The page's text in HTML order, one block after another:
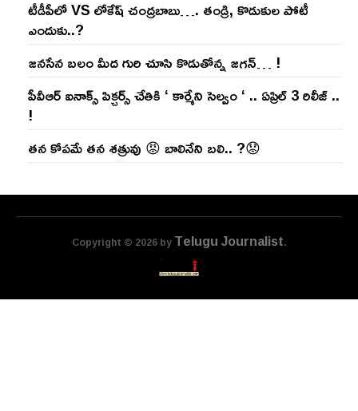
టీడీపీలో VS లోకేష్ చంద్ర‌బాబు…. తండ్రి, కొడుకుల పోటీ
ఎందుకు..?
జ‌న‌సేన బ‌లం మీద గురి చూసి కొడుతోన్న జ‌గ‌న్‌… !
పీవీఆర్ ఐనాక్స్ పిక్చర్స్ చేతికి ‘ కార్మేని సెల్వం ‘ .. ఏప్రిల్ 3 రిలీజ్ ..
!
తన కోపమే తన శత్రువు 😡 బాలినేని బలి.. ?😟
Copyright © 2026 byTelugu Journalist.